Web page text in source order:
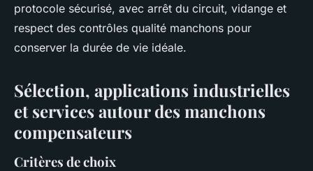
protocole sécurisé, avec arrêt du circuit, vidange et
respect des contrôles qualité manchons pour
conserver la durée de vie idéale.
Sélection, applications industrielles
et services autour des manchons
compensateurs
Critères de choix